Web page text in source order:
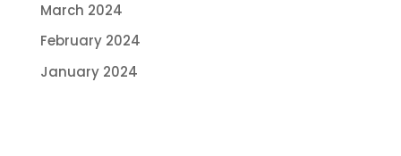
March 2024
February 2024
January 2024